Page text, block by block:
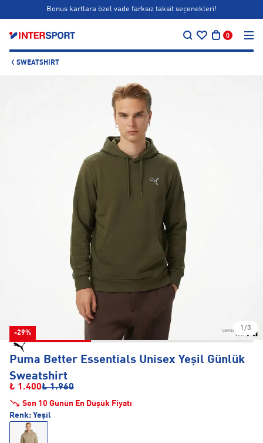
Bonus kartlara özel vade farksız taksit seçenekleri!
0
SWEATSHIRT
-29%
1/3
Puma Better Essentials Unisex Yeşil Günlük
Sweatshirt
₺ 1.400₺ 1.960
Son 10 Günün En Düşük Fiyatı
Renk: Yeşil